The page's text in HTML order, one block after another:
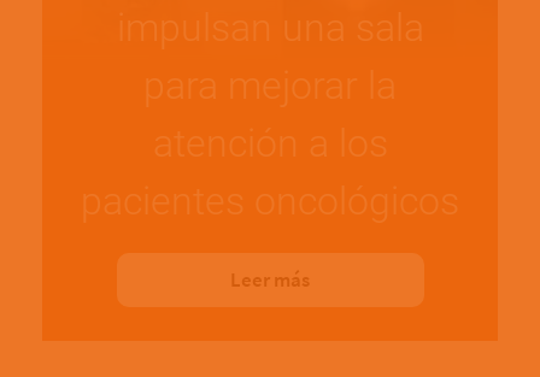
impulsan una sala
para mejorar la
atención a los
pacientes oncológicos
Leer más